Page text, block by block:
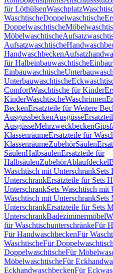
für LöthülsenWaschplatz
WaschtischeDoppelwaschtische
Doppelwaschtische
Möbelwaschtische
Aufsatzwaschtische
Handwaschbecken
für Halbeinbauwaschtische
Einbauwaschtische
Unterbauwaschtische
ComfortWaschtische für Kinder
KinderWaschtischeWaschrinnen
BeckenErsatzteile für Weitere
AusgussbeckenAusgüsse
AusgüsseMehrzweckbecken
KlassenräumeErsatzteile für
KlassenräumeZubehörSäulen
SäulenHalbsäulenErsatzteile für
HalbsäulenZubehörAblaufdeckel
Waschtisch mit UnterschrankSets
UnterschrankErsatzteile für Sets
UnterschrankSets Waschtisch mit
Waschtisch mit UnterschrankSets
UnterschrankErsatzteile für Sets
UnterschrankBadezimmermöbel
für WaschtischunterschränkeFür
Für HandwaschbeckenFür
WaschtischeFür
DoppelwaschtischeFür
MöbelwaschtischeFür
EckhandwaschbeckenFür